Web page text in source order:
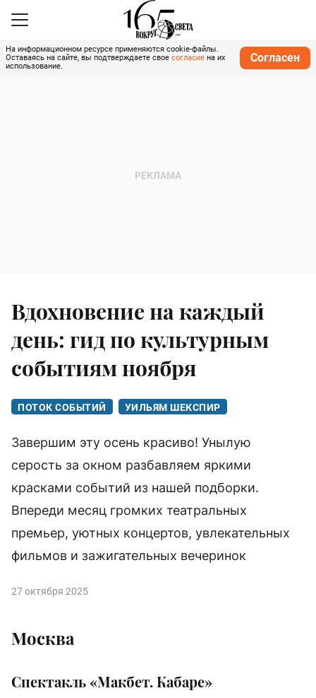
На информационном ресурсе применяются cookie-файлы.
Оставаясь на сайте, вы подтверждаете свое согласие на их
использование.
Согласен
Вдохновение на каждый
день: гид по культурным
событиям ноября
ПОТОК СОБЫТИЙ УИЛЬЯМ ШЕКСПИР
Завершим эту осень красиво! Унылую
серость за окном разбавляем яркими
красками событий из нашей подборки.
Впереди месяц громких театральных
премьер, уютных концертов, увлекательных
фильмов и зажигательных вечеринок
27 октября 2025
Москва
Спектакль «Макбет. Кабаре»